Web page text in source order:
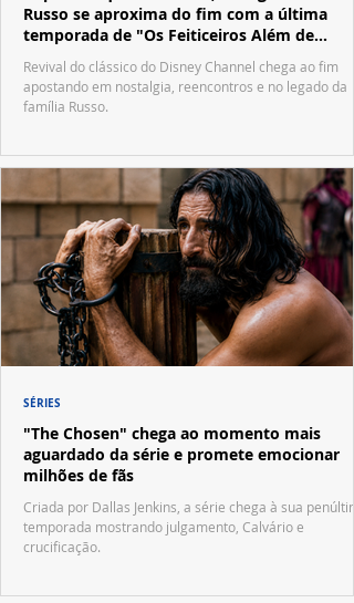
Russo se aproxima do fim com a última
temporada de "Os Feiticeiros Além de
Waverly Place"
Revival do clássico do Disney Channel chega ao fim
apostando em nostalgia, reencontros e no legado da
família Russo.
"The Chosen" chega ao momento mais
aguardado da série e promete emocionar
milhões de fãs
Criada por Dallas Jenkins, a série chega à sua
temporada mostrando julgamento, Calvário e
crucificação.
SÉRIES